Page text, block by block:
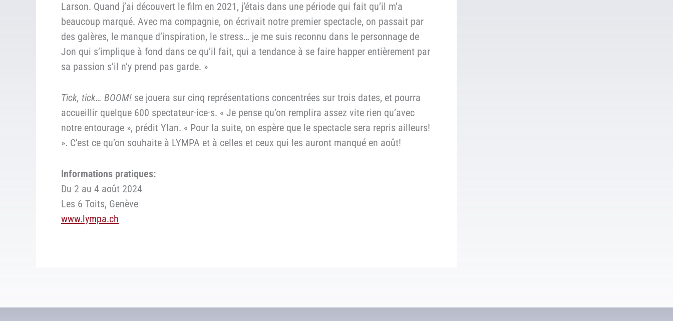
Larson. Quand j’ai découvert le film en 2021, j’étais dans une période qui fait qu’il m’a
beaucoup marqué. Avec ma compagnie, on écrivait notre premier spectacle, on passait par
des galères, le manque d’inspiration, le stress… je me suis reconnu dans le personnage de
Jon qui s’implique à fond dans ce qu’il fait, qui a tendance à se faire happer entièrement par
sa passion s’il n’y prend pas garde. »
Tick, tick… BOOM! se jouera sur cinq représentations concentrées sur trois dates, et pourra
accueillir quelque 600 spectateur·ice·s. « Je pense qu’on remplira assez vite rien qu’avec
notre entourage », prédit Ylan. « Pour la suite, on espère que le spectacle sera repris ailleurs!
». C’est ce qu’on souhaite à LYMPA et à celles et ceux qui les auront manqué en août!
Informations pratiques:
Du 2 au 4 août 2024
Les 6 Toits, Genève
www.lympa.ch